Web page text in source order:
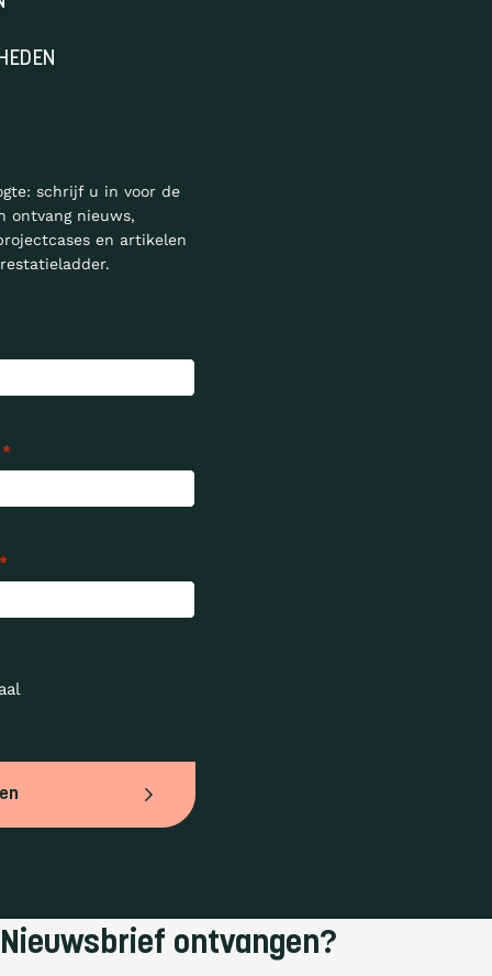
schrijf u in voor de
ontvang nieuws,
en artikelen
*
Nieuwsbrief ontvangen?